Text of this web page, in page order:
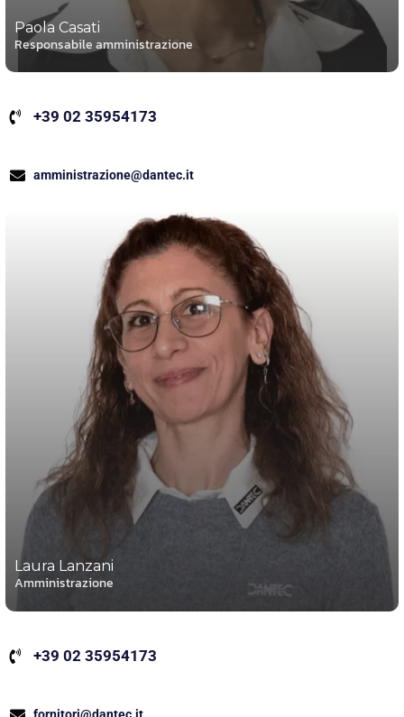
Paola Casati
Responsabile amministrazione
+39 02 35954173
amministrazione@dantec.it
Laura Lanzani
Amministrazione
+39 02 35954173
fornitori@dantec.it